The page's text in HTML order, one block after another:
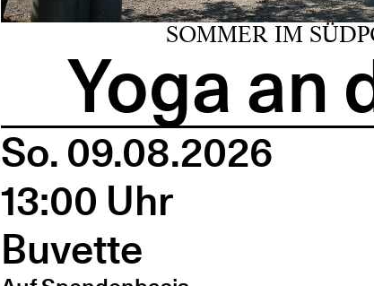
SOMMER IM
Yoga an
So. 09.08.2026
13:00 Uhr
Buvette